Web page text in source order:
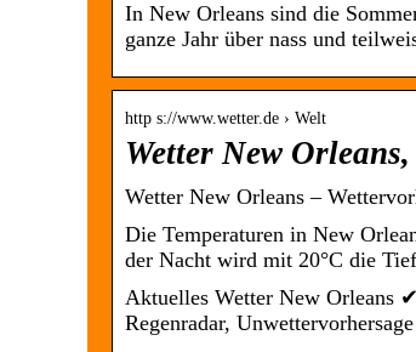
In New Orleans sind die
ganze Jahr über nass und
http s://www.wetter.de › Welt
Wetter New
Wetter New Orleans –
Die Temperaturen in New
der Nacht wird mit 20°C die
Aktuelles Wetter New Orleans
Regenradar,